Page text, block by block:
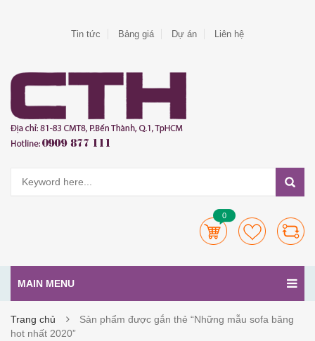
Tin tức Bảng giá Dự án Liên hệ
0
MAIN MENU
Trang chủ
Sản phẩm được gắn thẻ “Những mẫu sofa băng
hot nhất 2020”